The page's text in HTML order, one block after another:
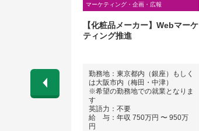
マーケティング・企画・広報
【化粧品メーカー】Webマーケ
ティング推進
勤務地：東京都内（銀座）もしく
は大阪市内（梅田・中津）
※希望の勤務地での就業となりま
す
英語力：不要
給 与：年収 750万円 〜 950万
円